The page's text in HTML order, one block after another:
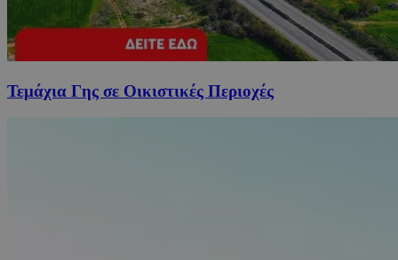
Τεμάχια Γης σε Οικιστικές Περιοχές